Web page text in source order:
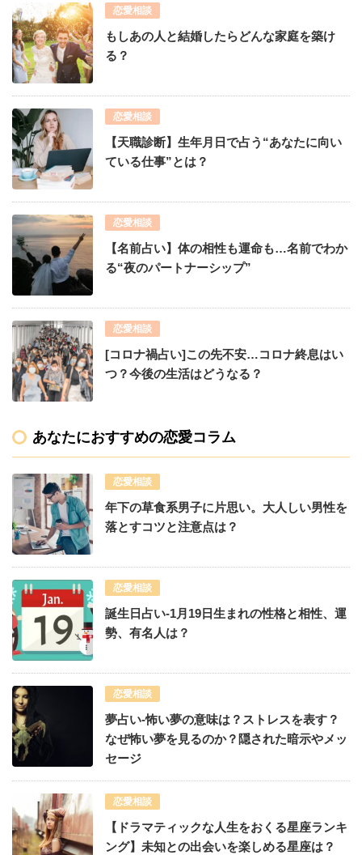
恋愛相談
もしあの人と結婚したらどんな家庭を築け
る？
恋愛相談
【天職診断】生年月日で占う“あなたに向い
ている仕事”とは？
恋愛相談
【名前占い】体の相性も運命も…名前でわか
る“夜のパートナーシップ”
恋愛相談
[コロナ禍占い]この先不安…コロナ終息はい
つ？今後の生活はどうなる？
あなたにおすすめの恋愛コラム
恋愛相談
年下の草食系男子に片思い。大人しい男性を
落とすコツと注意点は？
恋愛相談
誕生日占い-1月19日生まれの性格と相性、運
勢、有名人は？
恋愛相談
夢占い-怖い夢の意味は？ストレスを表す？
なぜ怖い夢を見るのか？隠された暗示やメッ
セージ
恋愛相談
【ドラマティックな人生をおくる星座ランキ
ング】未知との出会いを楽しめる星座は？